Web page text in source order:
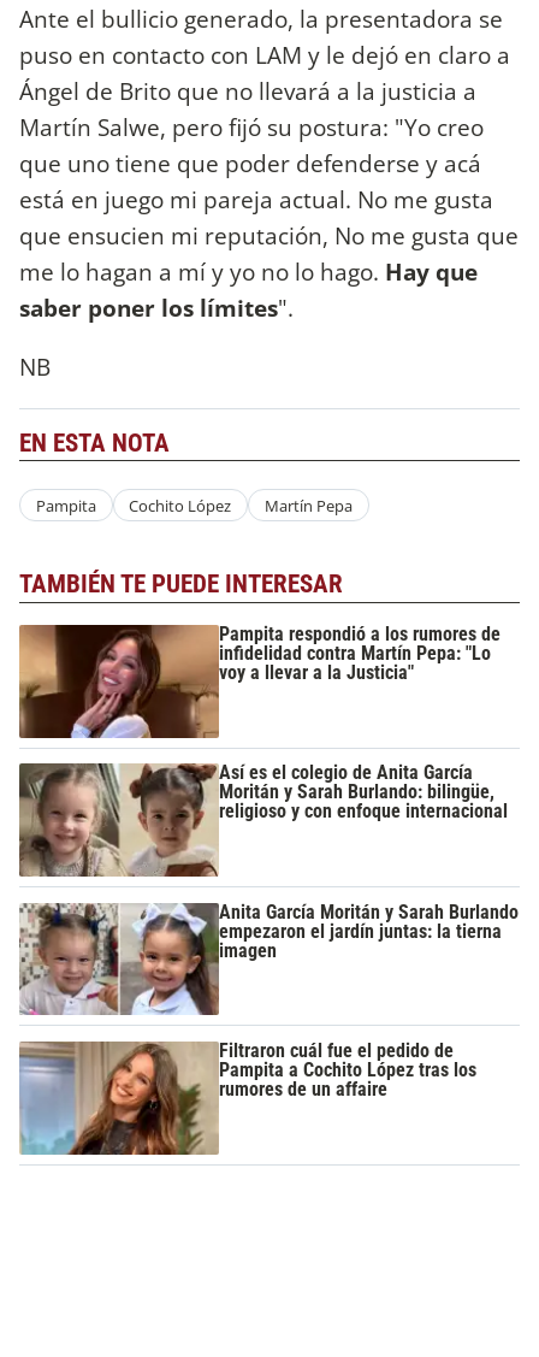
Ante el bullicio generado, la presentadora se
puso en contacto con LAM y le dejó en claro a
Ángel de Brito que no llevará a la justicia a
Martín Salwe, pero fijó su postura: "Yo creo
que uno tiene que poder defenderse y acá
está en juego mi pareja actual. No me gusta
que ensucien mi reputación, No me gusta que
me lo hagan a mí y yo no lo hago. Hay que
saber poner los límites".
NB
EN ESTA NOTA
Pampita Cochito López Martín Pepa
TAMBIÉN TE PUEDE INTERESAR
Pampita respondió a los rumores de
infidelidad contra Martín Pepa: "Lo
voy a llevar a la Justicia"
Así es el colegio de Anita García
Moritán y Sarah Burlando: bilingüe,
religioso y con enfoque internacional
Anita García Moritán y Sarah Burlando
empezaron el jardín juntas: la tierna
imagen
Filtraron cuál fue el pedido de
Pampita a Cochito López tras los
rumores de un affaire